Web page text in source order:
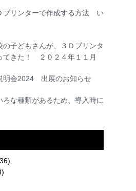
プリンターで作成する方法 い
子どもさんが、３Ｄプリンタ
てきた！ ２０２４年１１月
明会2024 出展のお知らせ
ろな種類があるため、導入時に